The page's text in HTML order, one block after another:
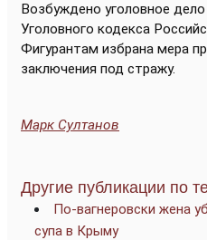
Возбуждено уголовное
Уголовного кодекса
Фигурантам избрана мера
заключения под стражу.
Марк Султанов
Другие публикации по
По-вагнеровски жена
супа в Крыму